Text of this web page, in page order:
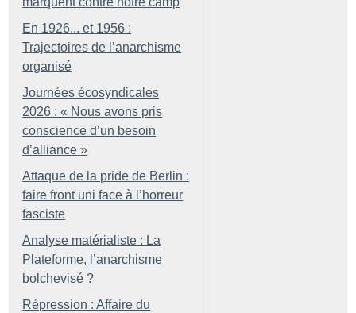
En 1926... et 1956 :
Trajectoires de l’anarchisme
organisé
Journées écosyndicales
2026 : « Nous avons pris
conscience d’un besoin
d’alliance »
Attaque de la pride de Berlin :
faire front uni face à l’horreur
fasciste
Analyse matérialiste : La
Plateforme, l’anarchisme
bolchevisé ?
Répression : Affaire du